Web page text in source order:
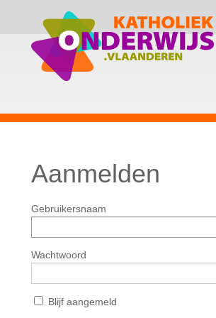
Aanmelden
Gebruikersnaam
Wachtwoord
Blijf aangemeld